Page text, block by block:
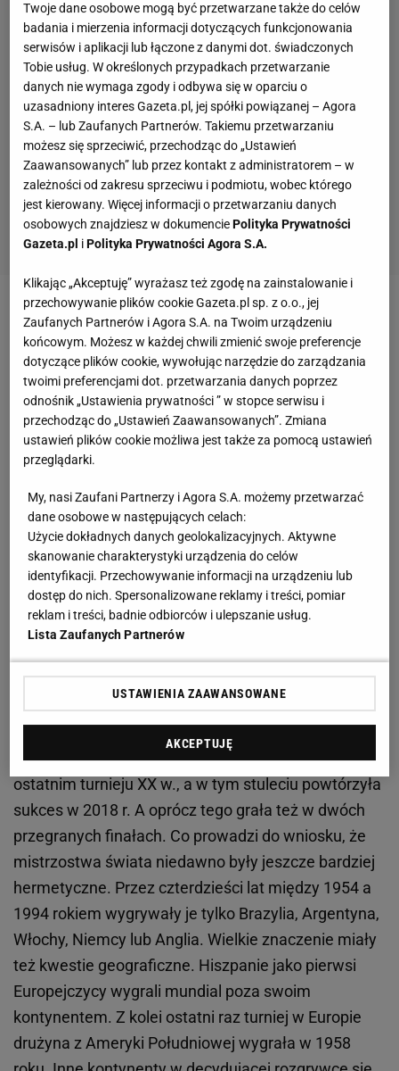
Hiszpania nowym mistrzem
Piłkarski panteon reprezentacyjny wbrew pozorom
nie jest wyryty w skale. Hiszpanie są w nim przecież
stosunkowo nowi. Jako jedyni pojawili się tam
dopiero w XXI w. Choć ich triumf z 2010 roku był
jedynym w ostatnich 76 latach przypadkiem, by
wśród kandydatów do zwycięstwa. Bo już raz
udowodnili, że potrafią. Podobnie przez lata było z
Anglikami. Teraz są podstawy, by traktować ich
bardzo poważnie, bo w dwóch kontynentalnych
turniejachz rzędu dochodzili do finałów. Wciąż mają
jednak mniej mundialowych medali od Polski. Ale
triumf z 1966 roku daje im podstawy, by celować
Francja, która pierwszy triumf zanotowała w
ostatnim turnieju XX w., a w tym stuleciu powtórzyła
sukces w 2018 r. A oprócz tego grała też w dwóch
przegranych finałach. Co prowadzi do wniosku, że
mistrzostwa świata niedawno były jeszcze bardziej
hermetyczne. Przez czterdzieści lat między 1954 a
1994 rokiem wygrywały je tylko Brazylia, Argentyna,
Włochy, Niemcy lub Anglia. Wielkie znaczenie miały
też kwestie geograficzne. Hiszpanie jako pierwsi
Europejczycy wygrali mundial poza swoim
kontynentem. Z kolei ostatni raz turniej w Europie
drużyna z Ameryki Południowej wygrała w 1958
Twoje dane osobowe mogą być przetwarzane także do celów
badania i mierzenia informacji dotyczących funkcjonowania
serwisów i aplikacji lub łączone z danymi dot. świadczonych
Tobie usług. W określonych przypadkach przetwarzanie
danych nie wymaga zgody i odbywa się w oparciu o
uzasadniony interes Gazeta.pl, jej spółki powiązanej – Agora
S.A. – lub Zaufanych Partnerów. Takiemu przetwarzaniu
możesz się sprzeciwić, przechodząc do „Ustawień
Zaawansowanych” lub przez kontakt z administratorem – w
zależności od zakresu sprzeciwu i podmiotu, wobec którego
jest kierowany. Więcej informacji o przetwarzaniu danych
osobowych znajdziesz w dokumenciePolityka Prywatności
Gazeta.pl iPolityka Prywatności Agora S.A.
Klikając „Akceptuję” wyrażasz też zgodę na zainstalowanie i
przechowywanie plików cookie Gazeta.pl sp. z o.o., jej
Zaufanych Partnerów i Agora S.A. na Twoim urządzeniu
końcowym. Możesz w każdej chwili zmienić swoje preferencje
dotyczące plików cookie, wywołując narzędzie do zarządzania
twoimi preferencjami dot. przetwarzania danych poprzez
odnośnik „Ustawienia prywatności ” w stopce serwisu i
przechodząc do „Ustawień Zaawansowanych”. Zmiana
ustawień plików cookie możliwa jest także za pomocą ustawień
przeglądarki.
My, nasi Zaufani Partnerzy i Agora S.A. możemy przetwarzać
dane osobowe w następujących celach:
Użycie dokładnych danych geolokalizacyjnych. Aktywne
skanowanie charakterystyki urządzenia do celów
identyfikacji. Przechowywanie informacji na urządzeniu lub
dostęp do nich. Spersonalizowane reklamy i treści, pomiar
reklam i treści, badnie odbiorców i ulepszanie usług.
Lista Zaufanych Partnerów
USTAWIENIA ZAAWANSOWANE
AKCEPTUJĘ